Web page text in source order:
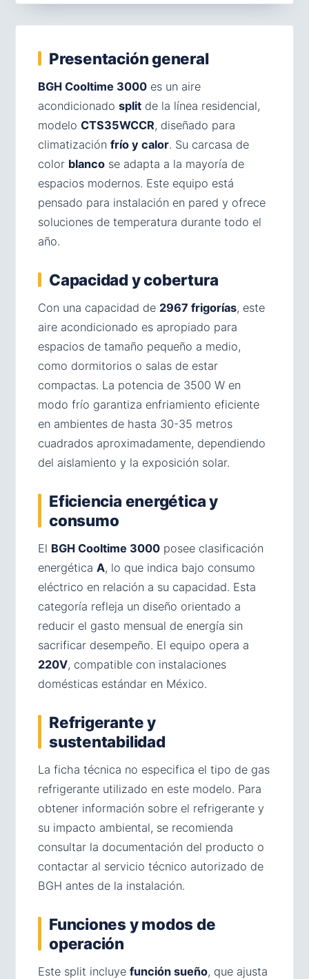
Presentación general
BGH Cooltime 3000 es un aire
acondicionado split de la línea residencial,
modelo CTS35WCCR, diseñado para
climatización frío y calor. Su carcasa de
color blanco se adapta a la mayoría de
espacios modernos. Este equipo está
pensado para instalación en pared y ofrece
soluciones de temperatura durante todo el
año.
Capacidad y cobertura
Con una capacidad de 2967 frigorías, este
aire acondicionado es apropiado para
espacios de tamaño pequeño a medio,
como dormitorios o salas de estar
compactas. La potencia de 3500 W en
modo frío garantiza enfriamiento eficiente
en ambientes de hasta 30-35 metros
cuadrados aproximadamente, dependiendo
del aislamiento y la exposición solar.
Eficiencia energética y
consumo
El BGH Cooltime 3000 posee clasificación
energética A, lo que indica bajo consumo
eléctrico en relación a su capacidad. Esta
categoría refleja un diseño orientado a
reducir el gasto mensual de energía sin
sacrificar desempeño. El equipo opera a
220V, compatible con instalaciones
domésticas estándar en México.
Refrigerante y
sustentabilidad
La ficha técnica no especifica el tipo de gas
refrigerante utilizado en este modelo. Para
obtener información sobre el refrigerante y
su impacto ambiental, se recomienda
consultar la documentación del producto o
contactar al servicio técnico autorizado de
BGH antes de la instalación.
Funciones y modos de
operación
Este split incluye función sueño, que ajusta